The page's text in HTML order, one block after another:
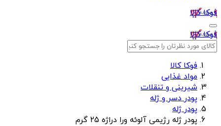
فوکا کالا
فوکا کالا
فوکا کالا
مواد غذایی
شیرینی و تنقلات
پودر دسر و ژله
پودر ژله
پودر ژله رژیمی آلوئه ورا دراژه 25 گرم